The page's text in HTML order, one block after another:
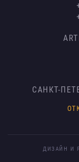
САНКТ-
ДИЗАЙН И